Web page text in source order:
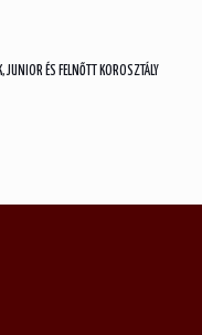
JUNIOR ÉS FELNŐTT KOROSZTÁLY